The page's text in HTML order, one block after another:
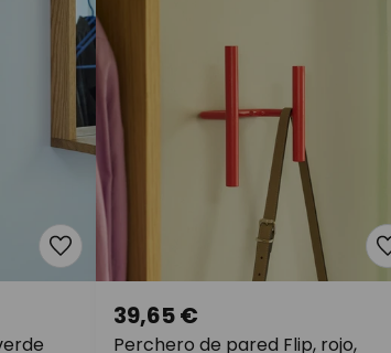
Perchero de pared Flip, rojo,
39,65 €